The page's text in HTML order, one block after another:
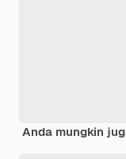
Anda mungkin